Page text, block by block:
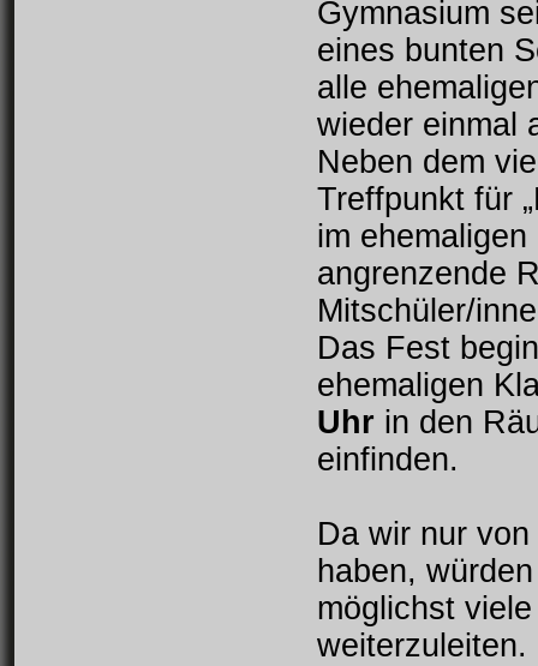
Gymnasium
eines bunten
alle
wieder einmal
Neben dem
Treffpunkt für
im
angrenzende
Mitschüler/
Das Fest
ehemaligen
Uhr in den
einfinden.
Da wir nur
haben,
möglichst
weiterzuleiten.